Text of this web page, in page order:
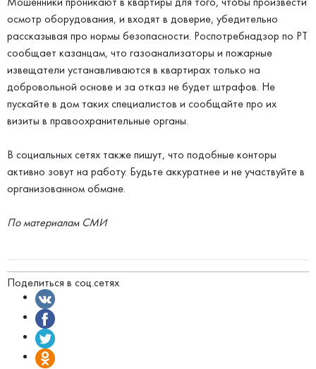
осмотр оборудования, и входят в доверие, убедительно
рассказывая про нормы безопасности. Роспотребнадзор по РТ
сообщает казанцам, что газоанализаторы и пожарные
извещатели устанавливаются в квартирах только на
добровольной основе и за отказ не будет штрафов. Не
пускайте в дом таких специалистов и сообщайте про их
визиты в правоохранительные органы.
В социальных сетях также пишут, что подобные конторы
активно зовут на работу. Будьте аккуратнее и не участвуйте в
организованном обмане.
По материалам СМИ
Поделиться в соц.сетях